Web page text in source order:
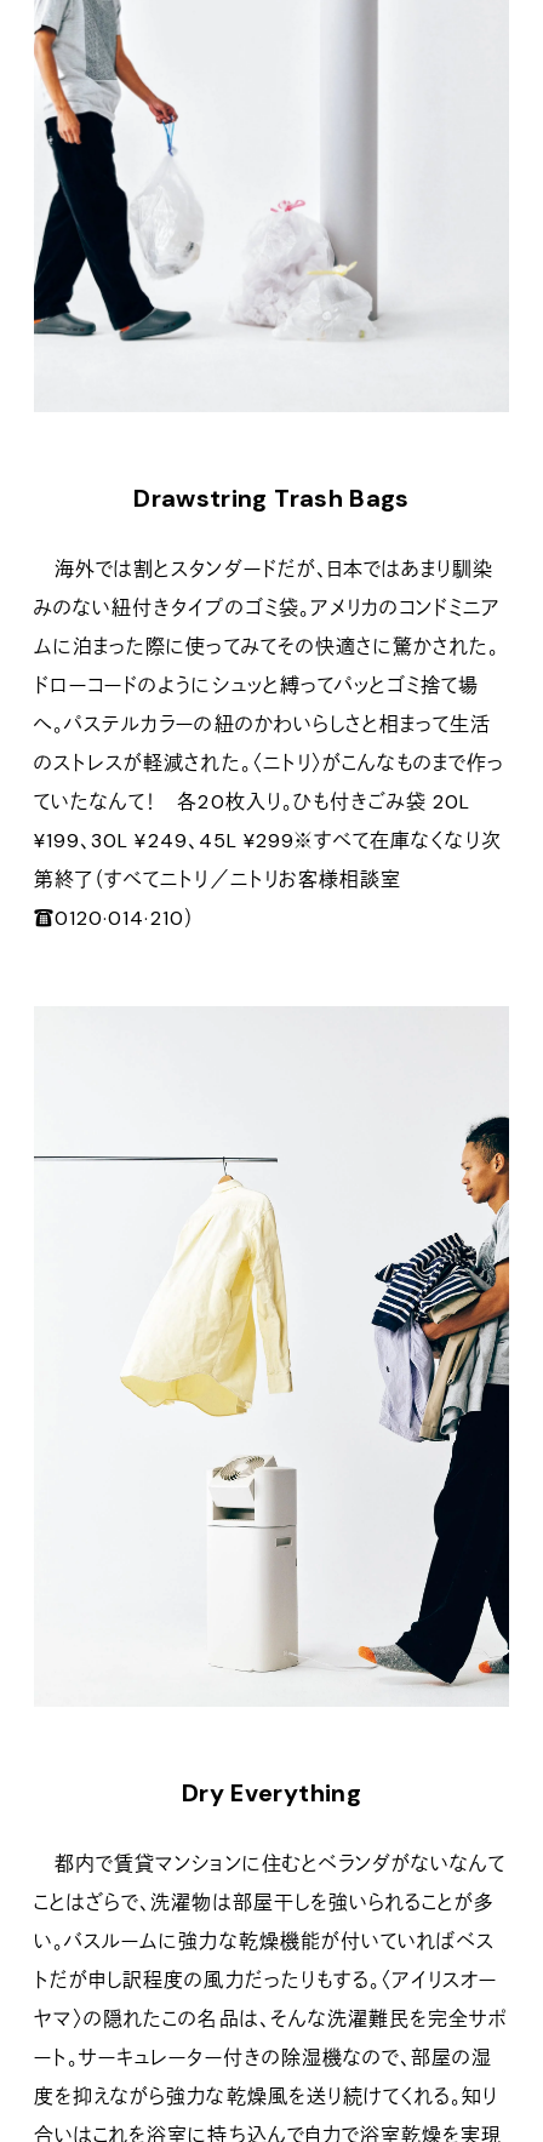
Drawstring Trash Bags
海外では割とスタンダードだが、日本ではあまり馴染
みのない紐付きタイプのゴミ袋。アメリカのコンドミニア
ムに泊まった際に使ってみてその快適さに驚かされた。
ドローコードのようにシュッと縛ってパッとゴミ捨て場
へ。パステルカラーの紐のかわいらしさと相まって生活
のストレスが軽減された。〈ニトリ〉がこんなものまで作っ
ていたなんて！ 各20枚入り。ひも付きごみ袋 20L
¥199、30L ¥249、45L ¥299※すべて在庫なくなり次
第終了（すべてニトリ／ニトリお客様相談室
☎0120·014·210）
Dry Everything
都内で賃貸マンションに住むとベランダがないなんて
ことはざらで、洗濯物は部屋干しを強いられることが多
い。バスルームに強力な乾燥機能が付いていればベス
トだが申し訳程度の風力だったりもする。〈アイリスオー
ヤマ〉の隠れたこの名品は、そんな洗濯難民を完全サポ
ート。サーキュレーター付きの除湿機なので、部屋の湿
度を抑えながら強力な乾燥風を送り続けてくれる。知り
合いはこれを浴室に持ち込んで自力で浴室乾燥を実現